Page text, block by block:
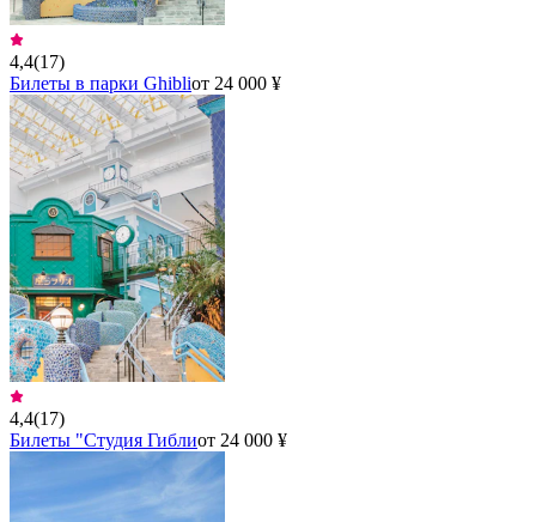
4,4(17)
Билеты в парки Ghibliот 24 000 ¥
4,4(17)
Билеты "Студия Гиблиот 24 000 ¥